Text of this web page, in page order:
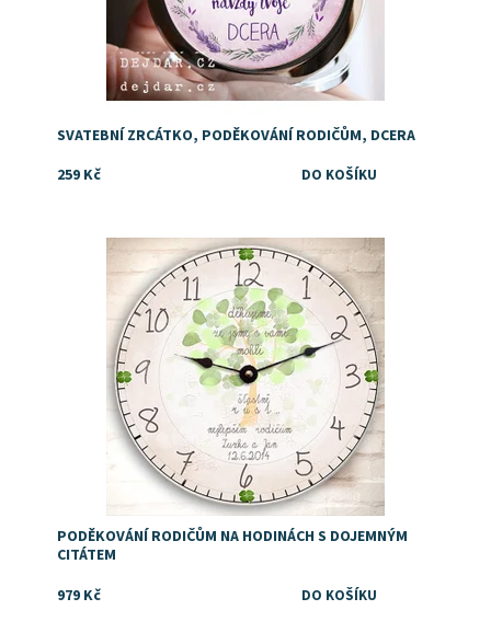
SVATEBNÍ ZRCÁTKO, PODĚKOVÁNÍ RODIČŮM, DCERA
259 Kč
Dostupnost: Skladem
PODĚKOVÁNÍ RODIČŮM NA HODINÁCH S DOJEMNÝM
CITÁTEM
979 Kč